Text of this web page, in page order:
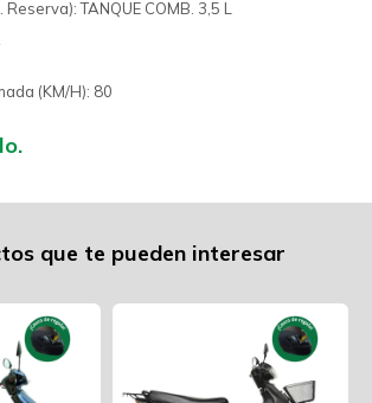
TANQUE COMB. 3,5 L
(KM/H): 80
que te pueden interesar